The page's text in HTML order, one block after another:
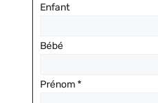
Enfant
Bébé
Prénom*